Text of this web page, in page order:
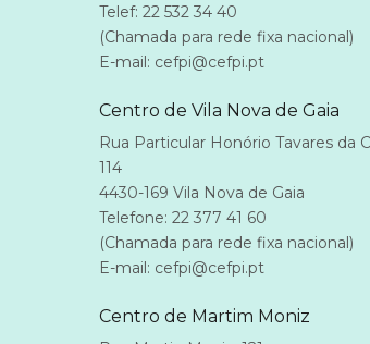
Telef: 22 532 34 40
(Chamada para rede fixa nacional)
E-mail: cefpi@cefpi.pt
Centro de Vila Nova de Gaia
Rua Particular Honório Tavares da
114
4430-169 Vila Nova de Gaia
Telefone: 22 377 41 60
(Chamada para rede fixa nacional)
E-mail: cefpi@cefpi.pt
Centro de Martim Moniz